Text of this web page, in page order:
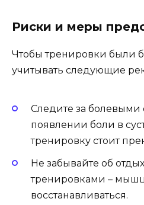
Риски и меры
Чтобы тренировки были
учитывать следующие
Следите за
появлении боли в
тренировку стоит
Не забывайте об
тренировками –
восстанавливаться.